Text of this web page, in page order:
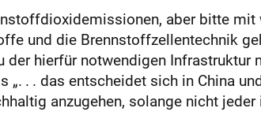
aber bitte
und die Brennstoffzellentechnik
hierfür notwendigen Infrastruktur
. . das entscheidet sich in China
anzugehen, solange nicht